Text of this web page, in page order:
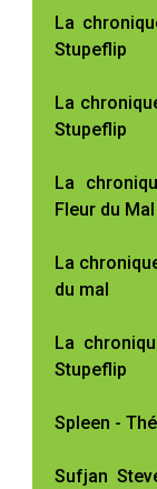
La
Stupeflip
La
Stupeflip
La
Fleur du Mal
La
du mal
La
Stupeflip
Spleen -
Sufjan